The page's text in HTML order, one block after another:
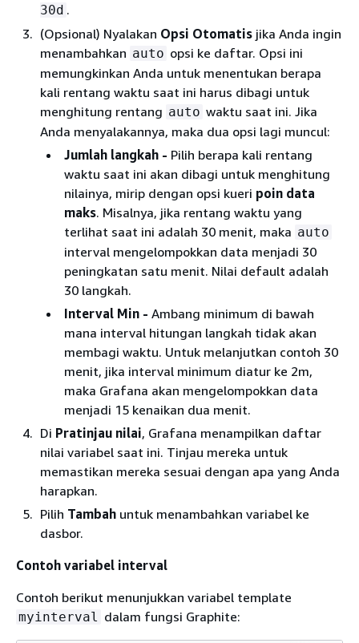
30d .
(Opsional) Nyalakan Opsi Otomatis jika Anda ingin
menambahkan auto opsi ke daftar. Opsi ini
memungkinkan Anda untuk menentukan berapa
kali rentang waktu saat ini harus dibagi untuk
menghitung rentang auto waktu saat ini. Jika
Anda menyalakannya, maka dua opsi lagi muncul:
Jumlah langkah - Pilih berapa kali rentang
waktu saat ini akan dibagi untuk menghitung
nilainya, mirip dengan opsi kueri poin data
maks. Misalnya, jika rentang waktu yang
terlihat saat ini adalah 30 menit, maka auto
interval mengelompokkan data menjadi 30
peningkatan satu menit. Nilai default adalah
30 langkah.
Interval Min - Ambang minimum di bawah
mana interval hitungan langkah tidak akan
membagi waktu. Untuk melanjutkan contoh 30
menit, jika interval minimum diatur ke 2m,
maka Grafana akan mengelompokkan data
menjadi 15 kenaikan dua menit.
Di Pratinjau nilai, Grafana menampilkan daftar
nilai variabel saat ini. Tinjau mereka untuk
memastikan mereka sesuai dengan apa yang Anda
harapkan.
Pilih Tambah untuk menambahkan variabel ke
dasbor.
Contoh variabel interval
Contoh berikut menunjukkan variabel template
myinterval dalam fungsi Graphite: